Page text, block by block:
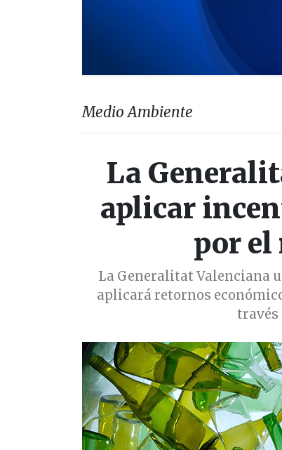
Medio Ambiente
La
aplicar
por el
La Generalitat Valenciana
aplicará retornos
través